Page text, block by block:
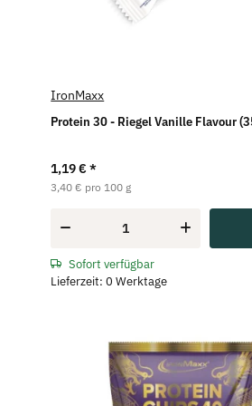
IronMaxx
Protein 30 - Riegel Vanille Flavour
1,19 €*
3,40 € pro 100 g
Sofort verfügbar
Lieferzeit: 0 Werktage